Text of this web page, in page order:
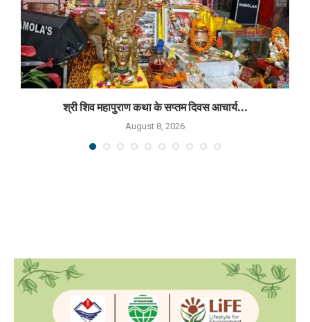
श्री शिव महापुराण कथा के सप्तम दिवस आचार्य...
August 8, 2026